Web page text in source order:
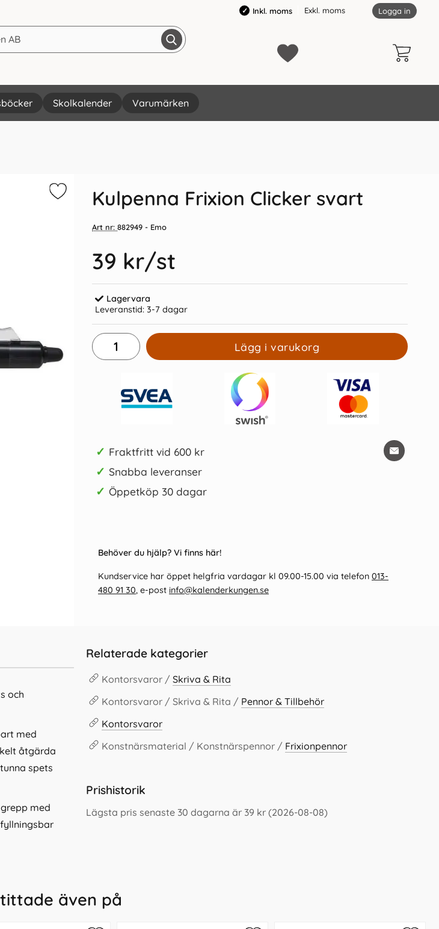
Inkl. moms Exkl. moms Logga in
Skolkalender Varumärken
Frixion 0,5mm Blå Kulpenna Frixion Clicker ljusblå
Ljusgrön
85 kr/st
Kulpenna Frixion Clicker svart
Art nr: 882949 - Emo
39 kr/st
Lagervara
Leveranstid: 3-7 dagar
Lägg i varukorg
✓ Fraktfritt vid 600 kr
✓ Snabba leveranser
✓ Öppetköp 30 dagar
Behöver du hjälp? Vi finns här!
Kundservice har öppet helgfria vardagar kl 09.00-15.00 via telefon 013-
480 91 30, e-post info@kalenderkungen.se
och
med
åtgärda
spets
med
Relaterade kategorier
Kontorsvaror / Skriva & Rita
Kontorsvaror / Skriva & Rita / Pennor & Tillbehör
Kontorsvaror
Konstnärsmaterial / Konstnärspennor / Frixionpennor
Prishistorik
Lägsta pris senaste 30 dagarna är 39 kr (2026-08-08)
även på